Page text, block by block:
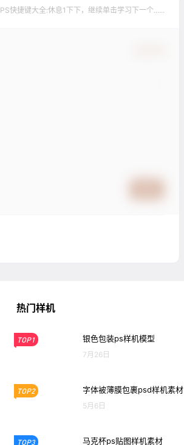
PS快捷键大全:休息1下下，继续单击学习下一个......
热门样机
TOP1 银色包装ps样机模型
7月26日
TOP2 字体被薄膜包裹psd样机素材
5月6日
TOP3 马克杯ps贴图样机素材